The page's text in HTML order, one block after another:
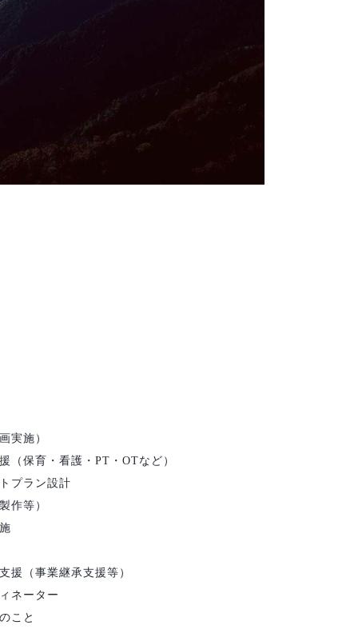
実施）
（保育・看護・PT・OTなど）
プラン設計
作等）
援（事業継承支援等）
ネーター
こと